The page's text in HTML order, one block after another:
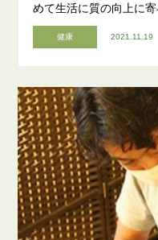
めて生活に質の向上に寄
健康 2021.11.19